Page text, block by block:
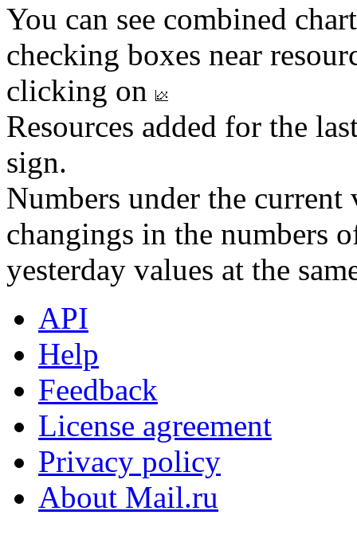
You can see combined
checking boxes near
clicking on
Resources added for the
sign.
Numbers under the
changings in the numbers
yesterday values at the
API
Help
Feedback
License agreement
Privacy policy
About Mail.ru